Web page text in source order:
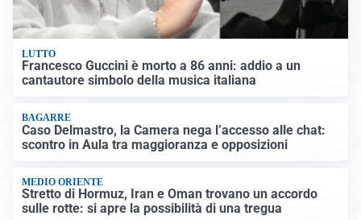
LUTTO
Francesco Guccini è morto a 86 anni: addio a un
cantautore simbolo della musica italiana
BAGARRE
Caso Delmastro, la Camera nega l’accesso alle chat:
scontro in Aula tra maggioranza e opposizioni
MEDIO ORIENTE
Stretto di Hormuz, Iran e Oman trovano un accordo
sulle rotte: si apre la possibilità di una tregua